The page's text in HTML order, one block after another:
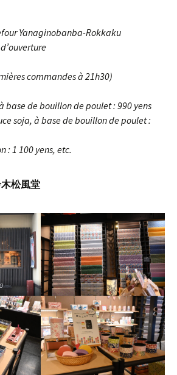
Yanaginobanba-Rokkaku
commandes à 21h30)
base de bouillon de poulet : 990 yens
soja, à base de bouillon de poulet :
: 1 100 yens, etc.
松風堂